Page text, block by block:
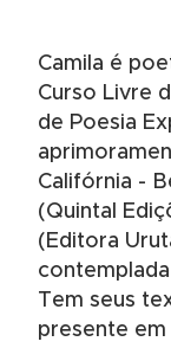
Camila é
Curso Livre
de Poesia
Califórnia -
(Quintal
(Editora
Tem seus
presente em